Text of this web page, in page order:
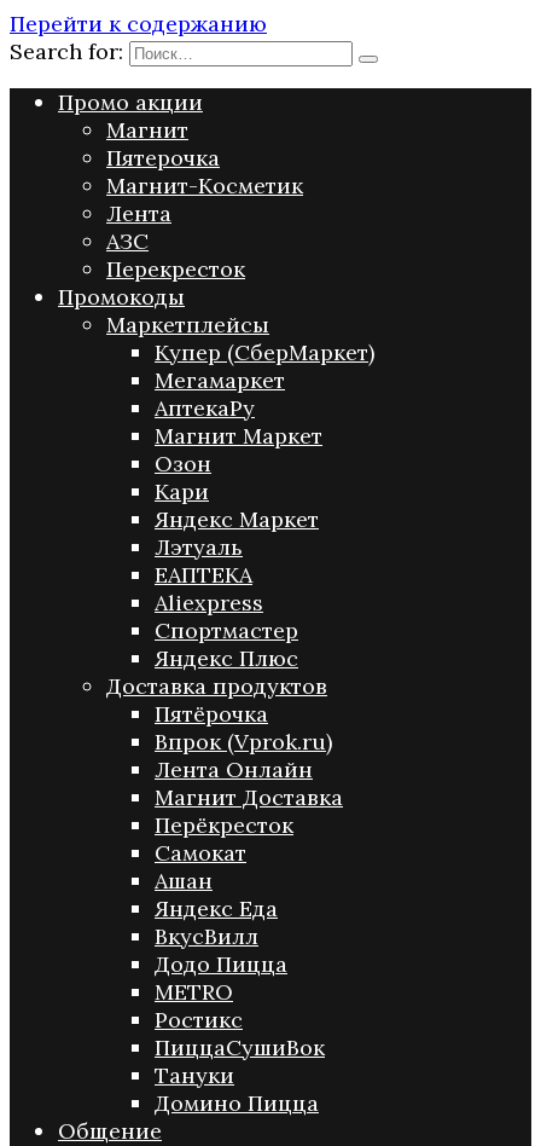
Перейти к содержанию
Search for:
Промо акции
Магнит
Пятерочка
Магнит-Косметик
Лента
АЗС
Перекресток
Промокоды
Маркетплейсы
Купер (СберМаркет)
Мегамаркет
АптекаРу
Магнит Маркет
Озон
Кари
Яндекс Маркет
Лэтуаль
ЕАПТЕКА
Aliexpress
Спортмастер
Яндекс Плюс
Доставка продуктов
Пятёрочка
Впрок (Vprok.ru)
Лента Онлайн
Магнит Доставка
Перёкресток
Самокат
Ашан
Яндекс Еда
ВкусВилл
Додо Пицца
METRO
Ростикс
ПиццаСушиВок
Тануки
Домино Пицца
Общение